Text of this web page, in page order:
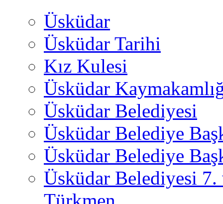
Üsküdar
Üsküdar Tarihi
Kız Kulesi
Üsküdar
Üsküdar Belediyesi
Üsküdar Belediye
Üsküdar Belediye
Üsküdar Belediyesi